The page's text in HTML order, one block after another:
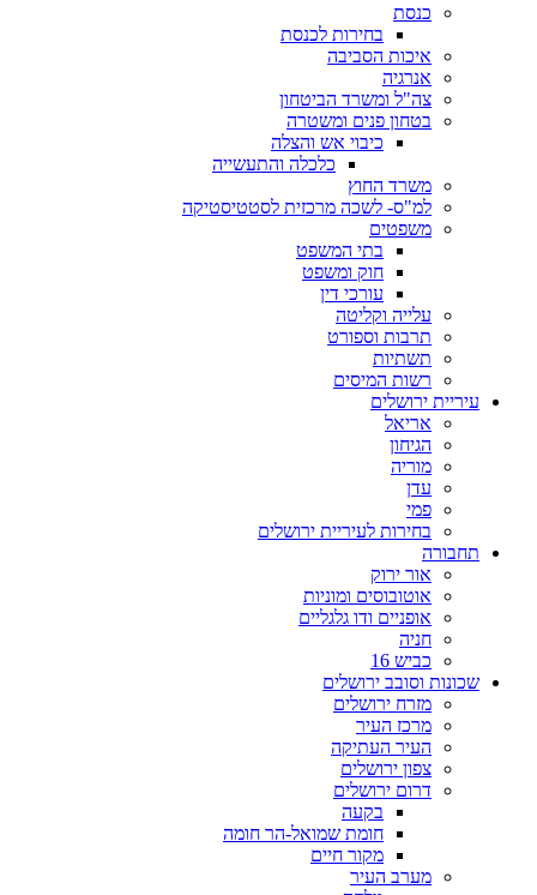
כנסת
בחירות לכנסת
איכות הסביבה
אנרגיה
צה"ל ומשרד הביטחון
בטחון פנים ומשטרה
כיבוי אש והצלה
כלכלה והתעשייה
משרד החוץ
למ"ס- לשכה מרכזית לסטטיסטיקה
משפטים
בתי המשפט
חוק ומשפט
עורכי דין
עלייה וקליטה
תרבות וספורט
תשתיות
רשות המיסים
עיריית ירושלים
אריאל
הגיחון
מוריה
עדן
פמי
בחירות לעיריית ירושלים
תחבורה
אור ירוק
אוטובוסים ומוניות
אופניים ודו גלגליים
חניה
כביש 16
שכונות וסובב ירושלים
מזרח ירושלים
מרכז העיר
העיר העתיקה
צפון ירושלים
דרום ירושלים
בקעה
חומת שמואל-הר חומה
מקור חיים
מערב העיר